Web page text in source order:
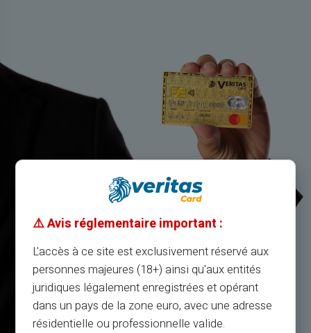
⚠️ Avis réglementaire important :
L'accès à ce site est exclusivement réservé aux
personnes majeures (18+) ainsi qu'aux entités
juridiques légalement enregistrées et opérant
dans un pays de la zone euro, avec une adresse
résidentielle ou professionnelle valide.